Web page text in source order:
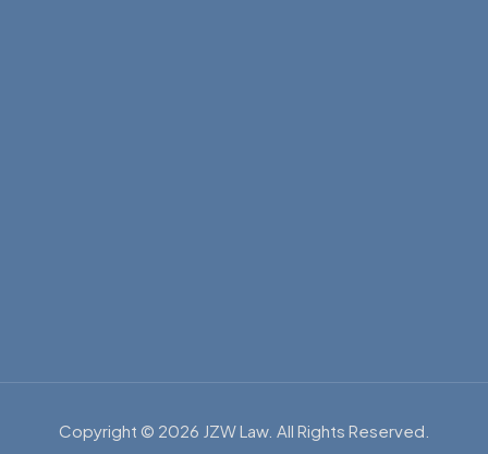
Copyright © 2026 JZW Law. All Rights Reserved.